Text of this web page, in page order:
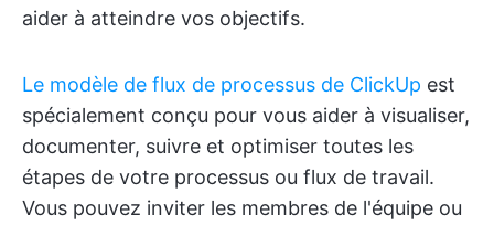
aider à atteindre vos objectifs.
Le modèle de flux de processus de ClickUp est
spécialement conçu pour vous aider à visualiser,
documenter, suivre et optimiser toutes les
étapes de votre processus ou flux de travail.
Vous pouvez inviter les membres de l'équipe ou